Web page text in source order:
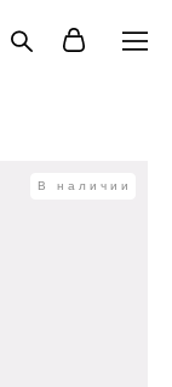
В наличии